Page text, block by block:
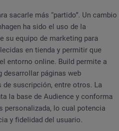
sacarle más “partido”. Un cambio
ha sido el uso de la
su equipo de marketing para
en tienda y permitir que
entorno online. Build permite a
desarrollar páginas web
suscripción, entre otros. La
la base de Audience y conforma
personalizada, lo cual potencia
y fidelidad del usuario.